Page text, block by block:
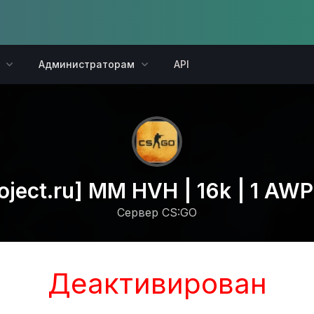
Администраторам API
MM HVH | 16k | 1
Сервер CS:GO
Деактивирован